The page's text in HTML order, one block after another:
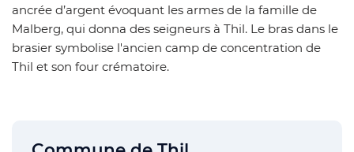
ancrée d’argent évoquant les armes de la famille de
Malberg, qui donna des seigneurs à Thil. Le bras dans le
brasier symbolise l'ancien camp de concentration de
Thil et son four crématoire.